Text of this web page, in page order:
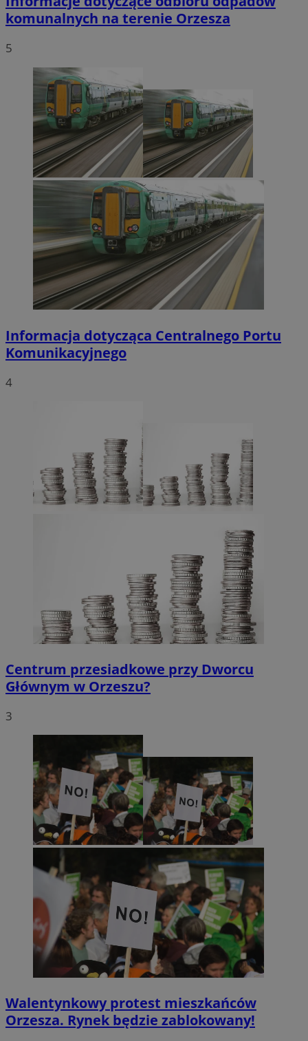
komunalnych na terenie Orzesza
5
Informacja dotycząca Centralnego Portu
Komunikacyjnego
4
Centrum przesiadkowe przy Dworcu
Głównym w Orzeszu?
3
Walentynkowy protest mieszkańców
Orzesza. Rynek będzie zablokowany!